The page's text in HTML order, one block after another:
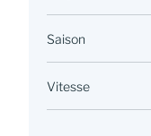
Saison
Vitesse